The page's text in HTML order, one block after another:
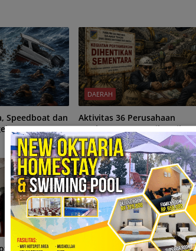
DAERAH
Aktivitas 36 Perusahaan
Tambang Batuan Dihentikan
Sementara
Kontraktor
DAERAH
Sesudah Banjir, Datang 500